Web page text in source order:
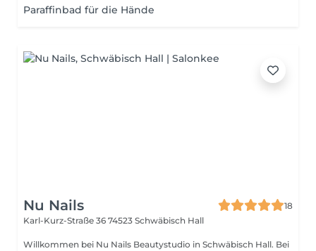
Paraffinbad für die Hände
Nu Nails
18
Karl-Kurz-Straße 36 74523 Schwäbisch Hall
Willkommen bei Nu Nails Beautystudio in Schwäbisch Hall. Bei